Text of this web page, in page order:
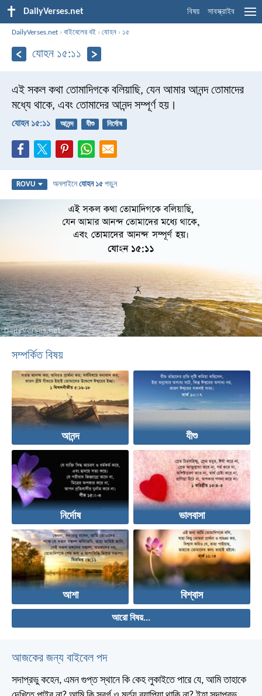
DailyVerses.net বিষয় সাবস্ক্রাইব
DailyVerses.net ›বাইবেলের বই ›যোহন › ১৫
যোহন ১৫:১১
এই সকল কথা তোমাদিগকে বলিয়াছি, যেন আমার আনন্দ তোমাদের
মধ্যে থাকে, এবং তোমাদের আনন্দ সম্পূর্ণ হয়।
যোহন ১৫:১১ আনন্দ যীশু নির্দোষ
ROVU অনলাইনেযোহন ১৫ পড়ুন
সম্পর্কিত বিষয়
আনন্দ যীশু
নির্দোষ ভালবাসা
আশা বিশ্বাস
আরো বিষয়...
আজকের জন্য বাইবেল পদ
সদাপ্রভু কহেন, এমন গুপ্ত স্থানে কি কেহ লুকাইতে পারে যে, আমি তাহাকে